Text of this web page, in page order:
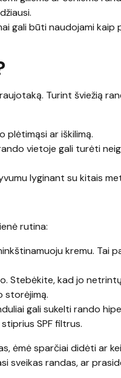
gali būti naudojami
Turint šviežią
plėtimąsi ar iškilimą.
vietoje gali turėti
lyginant su kitais
rutina:
kremu. Tai
Stebėkite, kad jo
storėjimą.
gali sukelti rando
SPF filtrus.
ėmė sparčiai didėti ar
sveikas randas, ar